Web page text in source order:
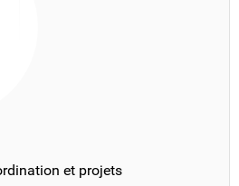
et projets